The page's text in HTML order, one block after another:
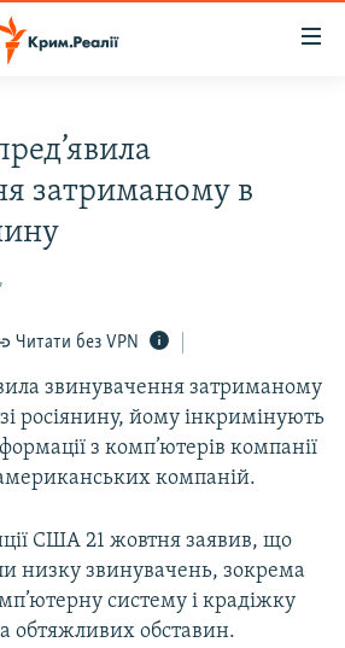
затриманому в
Читати без VPN
звинувачення затриманому
росіянину, йому інкримінують
з комп’ютерів компанії
компаній.
США 21 жовтня заявив, що
низку звинувачень, зокрема
систему і крадіжку
обтяжливих обставин.